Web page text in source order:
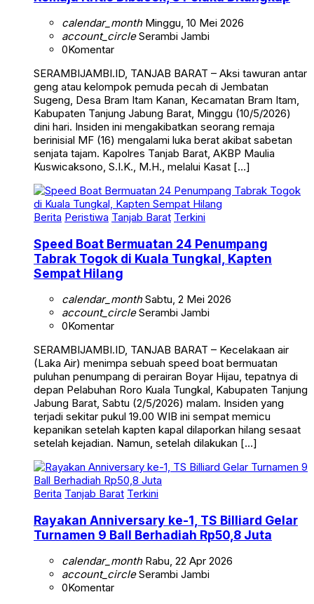
calendar_monthMinggu, 10 Mei 2026
account_circleSerambi Jambi
0Komentar
SERAMBIJAMBI.ID, TANJAB BARAT – Aksi tawuran antar
geng atau kelompok pemuda pecah di Jembatan
Sugeng, Desa Bram Itam Kanan, Kecamatan Bram Itam,
Kabupaten Tanjung Jabung Barat, Minggu (10/5/2026)
dini hari. Insiden ini mengakibatkan seorang remaja
berinisial MF (16) mengalami luka berat akibat sabetan
senjata tajam. Kapolres Tanjab Barat, AKBP Maulia
Kuswicaksono, S.I.K., M.H., melalui Kasat […]
Berita Peristiwa Tanjab Barat Terkini
Speed Boat Bermuatan 24 Penumpang
Tabrak Togok di Kuala Tungkal, Kapten
Sempat Hilang
calendar_monthSabtu, 2 Mei 2026
account_circleSerambi Jambi
0Komentar
SERAMBIJAMBI.ID, TANJAB BARAT – Kecelakaan air
(Laka Air) menimpa sebuah speed boat bermuatan
puluhan penumpang di perairan Boyar Hijau, tepatnya di
depan Pelabuhan Roro Kuala Tungkal, Kabupaten Tanjung
Jabung Barat, Sabtu (2/5/2026) malam. Insiden yang
terjadi sekitar pukul 19.00 WIB ini sempat memicu
kepanikan setelah kapten kapal dilaporkan hilang sesaat
setelah kejadian. Namun, setelah dilakukan […]
Berita Tanjab Barat Terkini
Rayakan Anniversary ke-1, TS Billiard Gelar
Turnamen 9 Ball Berhadiah Rp50,8 Juta
calendar_monthRabu, 22 Apr 2026
account_circleSerambi Jambi
0Komentar